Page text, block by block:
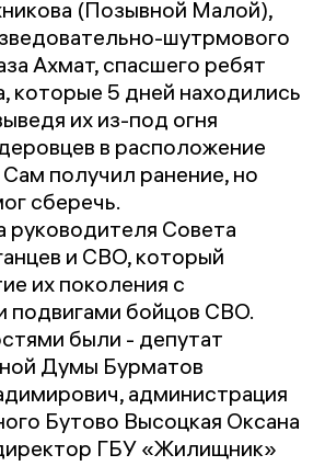
(Позывной Малой),
шутрмового
Ахмат, спасшего ребят
которые 5 дней находились
их из-под огня
в расположение
получил ранение, но
сберечь.
Совета
и СВО, который
их поколения с
подвигами бойцов СВО.
были - депутат
Думы Бурматов
администрация
Бутово Высоцкая Оксана
ГБУ «Жилищник»